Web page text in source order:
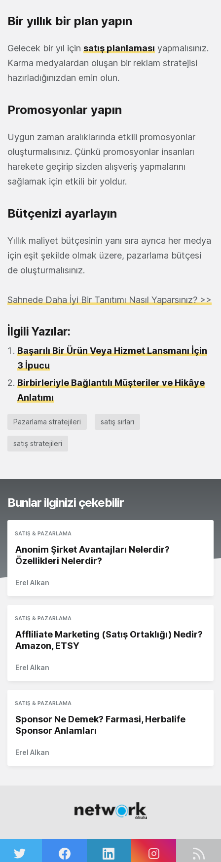
Bir yıllık bir plan yapın
Gelecek bir yıl için satış planlaması yapmalısınız.
Karma medyalardan oluşan bir reklam stratejisi
hazırladığınızdan emin olun.
Promosyonlar yapın
Uygun zaman aralıklarında etkili promosyonlar
oluşturmalısınız. Çünkü promosyonlar insanları
harekete geçirip sizden alışveriş yapmalarını
sağlamak için etkili bir yoldur.
Bütçenizi ayarlayın
Yıllık maliyet bütçesinin yanı sıra ayrıca her medya
için eşit şekilde olmak üzere, pazarlama bütçesi
de oluşturmalısınız.
Sahnede Daha İyi Bir Tanıtımı Nasıl Yaparsınız? >>
İlgili Yazılar:
Başarılı Bir Ürün Veya Hizmet Lansmanı İçin
3 İpucu
Birbirleriyle Bağlantılı Müşteriler ve Hikâye
Anlatımı
Pazarlama stratejileri satış sırları
satış stratejileri
Bunlar ilginizi çekebilir
SATIŞ & PAZARLAMA
Anonim Şirket Avantajları Nelerdir?
Özellikleri Nelerdir?
Erel Alkan
SATIŞ & PAZARLAMA
Affliliate Marketing (Satış Ortaklığı) Nedir?
Amazon, ETSY
Erel Alkan
SATIŞ & PAZARLAMA
Sponsor Ne Demek? Farmasi, Herbalife
Sponsor Anlamları
Erel Alkan